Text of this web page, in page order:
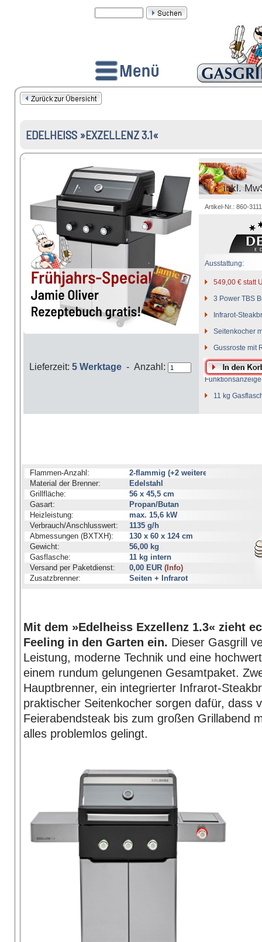
EDELHEISS »EXZELLENZ 3.1«
Lieferzeit: 5 Werktage - Anzahl:
inkl.
Artikel-Nr.: 860-
Ausstattung:
549,00 € statt
3 Power TBS
Infrarot-
Seitenkocher
Gussroste mit
LED-
Funktionsanzeige
11 kg
Flammen-Anzahl:
2-flammig (+2 weitere)
Material der Brenner:
Edelstahl
Grillfläche:
56 x 45,5 cm
Gasart:
Propan/Butan
Heizleistung:
max. 15,6 kW
Verbrauch/Anschlusswert:
1135 g/h
Abmessungen (BXTXH):
130 x 60 x 124 cm
Gewicht:
56,00 kg
Gasflasche:
11 kg intern
Versand per Paketdienst:
0,00 EUR (Info)
Zusatzbrenner:
Seiten + Infrarot
Mit dem »Edelheiss Exzellenz 1.3« zieht
Feeling in den Garten ein. Dieser Gasgrill
Leistung, moderne Technik und eine
einem rundum gelungenen Gesamtpaket.
Hauptbrenner, ein integrierter Infrarot-
praktischer Seitenkocher sorgen dafür, dass
Feierabendsteak bis zum großen Grillabend
alles problemlos gelingt.